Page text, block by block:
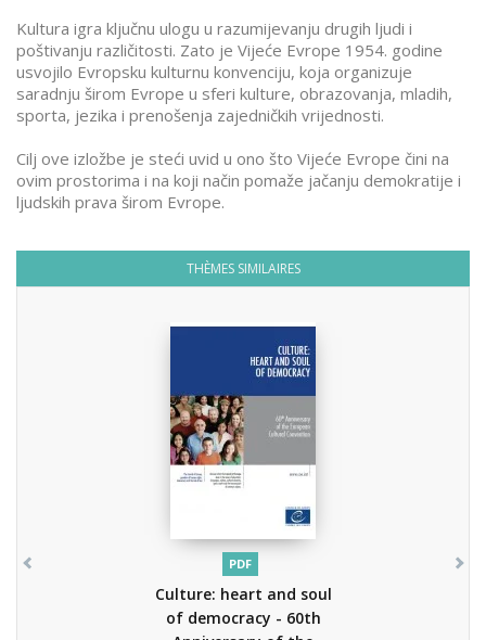
Kultura igra ključnu ulogu u razumijevanju drugih ljudi i
poštivanju različitosti. Zato je Vijeće Evrope 1954. godine
usvojilo Evropsku kulturnu konvenciju, koja organizuje
saradnju širom Evrope u sferi kulture, obrazovanja, mladih,
sporta, jezika i prenošenja zajedničkih vrijednosti.
Cilj ove izložbe je steći uvid u ono što Vijeće Evrope čini na
ovim prostorima i na koji način pomaže jačanju demokratije i
ljudskih prava širom Evrope.
THÈMES SIMILAIRES
PDF
Culture: heart and soul
of democracy - 60th